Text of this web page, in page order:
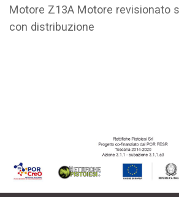
Motore Z13A Motore revisionato
con distribuzione